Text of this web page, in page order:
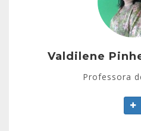
Valdilene
Professora
Federal do
Pós-Graduada em
Experiências de mais de
Alpha, Einstein,